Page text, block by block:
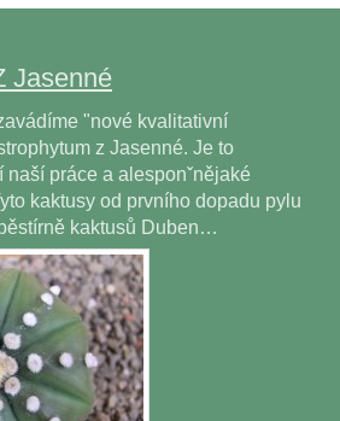
Jasenné
"nové kvalitativní
z Jasenné. Je to
práce a alesponˇnějaké
kaktusy od prvního dopadu pylu
kaktusů Duben…